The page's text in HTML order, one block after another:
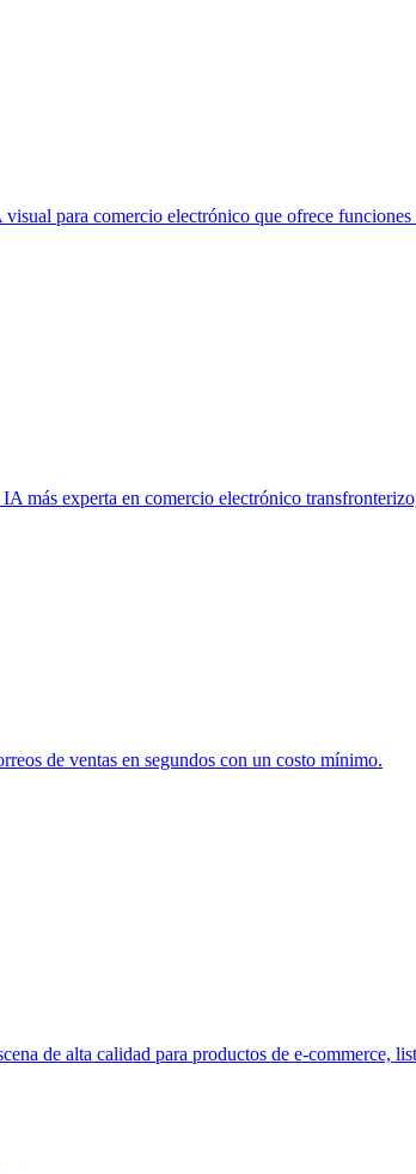
para comercio electrónico que ofrece
más experta en comercio electrónico
de ventas en segundos con un costo mínimo.
de alta calidad para productos de e-commerce,